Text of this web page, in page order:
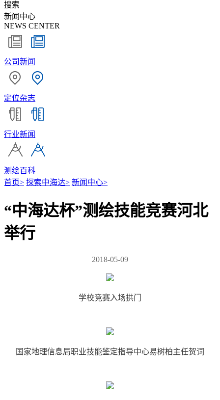
搜索
新闻中心
NEWS CENTER
公司新闻
定位杂志
行业新闻
测绘百科
首页> 探索中海达> 新闻中心>
“中海达杯”测绘技能竞赛河北
举行
2018-05-09
学校竞赛入场拱门
国家地理信息局职业技能鉴定指导中心易树柏主任贺词